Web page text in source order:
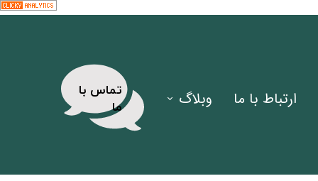
ارتباط با ما وبلاگ
​تماس با
ما